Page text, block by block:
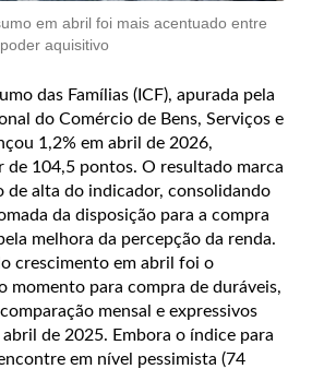
em abril foi mais acentuado entre
aquisitivo
das Famílias (ICF), apurada pela
do Comércio de Bens, Serviços e
1,2% em abril de 2026,
de 104,5 pontos. O resultado marca
de alta do indicador, consolidando
da disposição para a compra
melhora da percepção da renda.
crescimento em abril foi o
momento para compra de duráveis,
mensal e expressivos
de 2025. Embora o índice para
em nível pessimista (74